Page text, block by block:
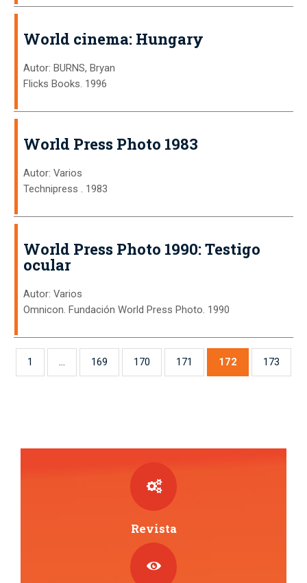
World cinema: Hungary
Autor: BURNS, Bryan
Flicks Books. 1996
World Press Photo 1983
Autor: Varios
Technipress . 1983
World Press Photo 1990: Testigo
ocular
Autor: Varios
Omnicon. Fundación World Press Photo. 1990
1 … 169 170 171 172 173
Revista